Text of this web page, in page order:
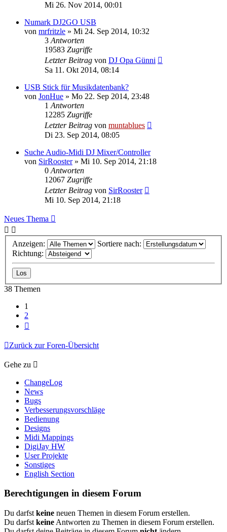
Mi 26. Nov 2014, 00:01
Numark DJ2GO USB
von mrfritzle » Mi 24. Sep 2014, 10:32
3 Antworten
19583 Zugriffe
Letzter Beitrag von DJ Opa Günni
Sa 11. Okt 2014, 08:14
USB Stick für Musikdatenbank?
von JonHue » Mo 22. Sep 2014, 23:48
1 Antworten
12285 Zugriffe
Letzter Beitrag von muntablues
Di 23. Sep 2014, 08:05
Suche Audio-Midi DJ Mixer/Controller
von SirRooster» Mi 10. Sep 2014, 21:18
0 Antworten
12067 Zugriffe
Letzter Beitrag von SirRooster
Mi 10. Sep 2014, 21:18
Neues Thema
Anzeigen:
Sortiere nach:
Richtung:
38 Themen
1
2
Zurück zur Foren-Übersicht
Gehe zu
ChangeLog
News
Bugs
Verbesserungsvorschläge
Bedienung
Designs
Midi Mappings
DigiJay HW
User Projekte
Sonstiges
English Section
Berechtigungen in diesem Forum
Du darfst keine neuen Themen in diesem Forum erstellen.
Du darfst keine Antworten zu Themen in diesem Forum erstellen.